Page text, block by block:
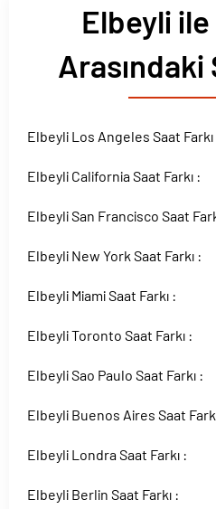
Elbeyli
Arasındaki
Elbeyli Los Angeles Saat Farkı
Elbeyli California Saat Farkı :
Elbeyli San Francisco Saat
Elbeyli New York Saat Farkı :
Elbeyli Miami Saat Farkı :
Elbeyli Toronto Saat Farkı :
Elbeyli Sao Paulo Saat Farkı :
Elbeyli Buenos Aires Saat
Elbeyli Londra Saat Farkı :
Elbeyli Berlin Saat Farkı :